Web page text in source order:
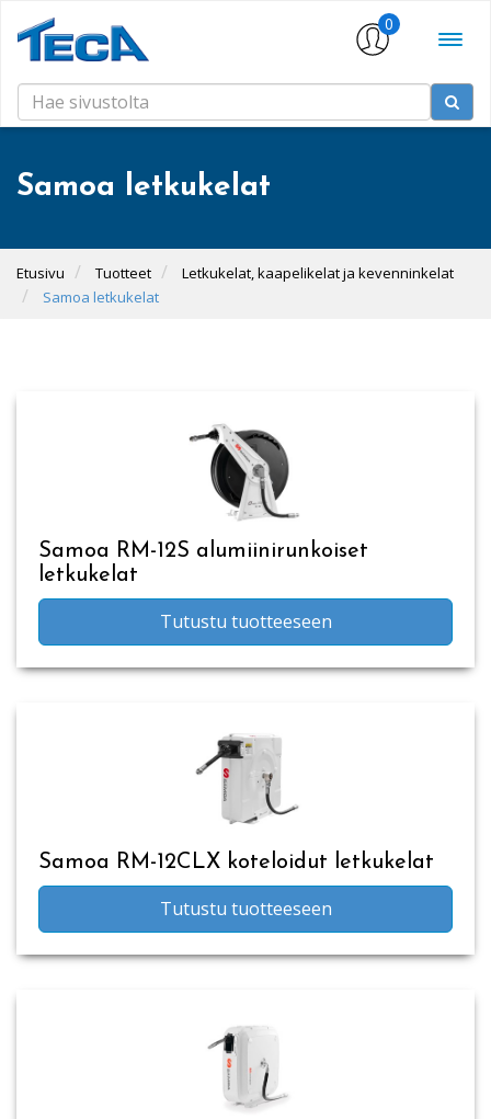
0
Samoa letkukelat
Etusivu Tuotteet
Letkukelat, kaapelikelat ja kevenninkelat
Samoa letkukelat
Samoa RM-12S alumiinirunkoiset
letkukelat
Tutustu tuotteeseen
Samoa RM-12CLX koteloidut letkukelat
Tutustu tuotteeseen